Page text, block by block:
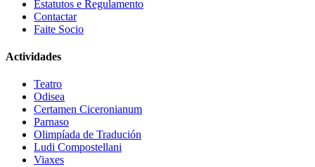
Estatutos e Regulamento
Contactar
Faite Socio
Actividades
Teatro
Odisea
Certamen Ciceronianum
Parnaso
Olimpíada de Tradución
Ludi Compostellani
Viaxes